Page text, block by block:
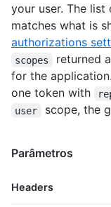
your user. The
matches what is
authorizations
scopes
returned
for the
one token with
user scope, the
Parâmetros
Headers